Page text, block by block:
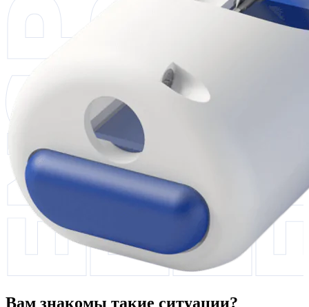
Вам знакомы такие ситуации?